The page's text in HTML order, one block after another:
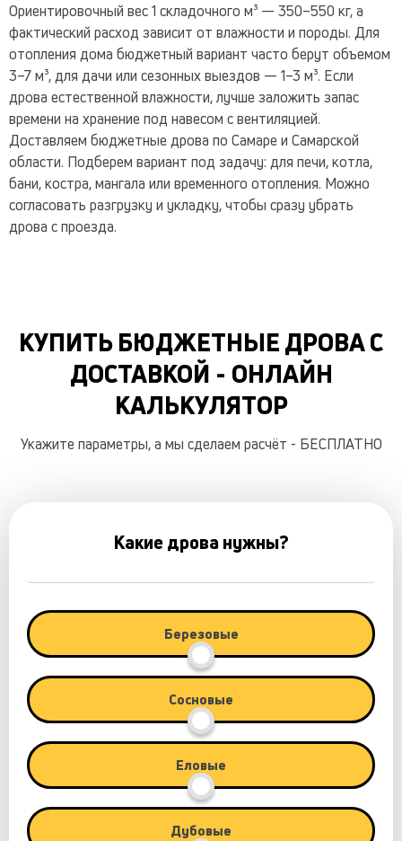
Ориентировочный вес 1 складочного м³ — 350–550 кг, а
фактический расход зависит от влажности и породы. Для
отопления дома бюджетный вариант часто берут объемом
3–7 м³, для дачи или сезонных выездов — 1–3 м³. Если
дрова естественной влажности, лучше заложить запас
времени на хранение под навесом с вентиляцией.
Доставляем бюджетные дрова по Самаре и Самарской
области. Подберем вариант под задачу: для печи, котла,
бани, костра, мангала или временного отопления. Можно
согласовать разгрузку и укладку, чтобы сразу убрать
дрова с проезда.
КУПИТЬ БЮДЖЕТНЫЕ ДРОВА С
ДОСТАВКОЙ - ОНЛАЙН
КАЛЬКУЛЯТОР
Укажите параметры, а мы сделаем расчёт - БЕСПЛАТНО
Какие дрова нужны?
Березовые
Сосновые
Еловые
Дубовые